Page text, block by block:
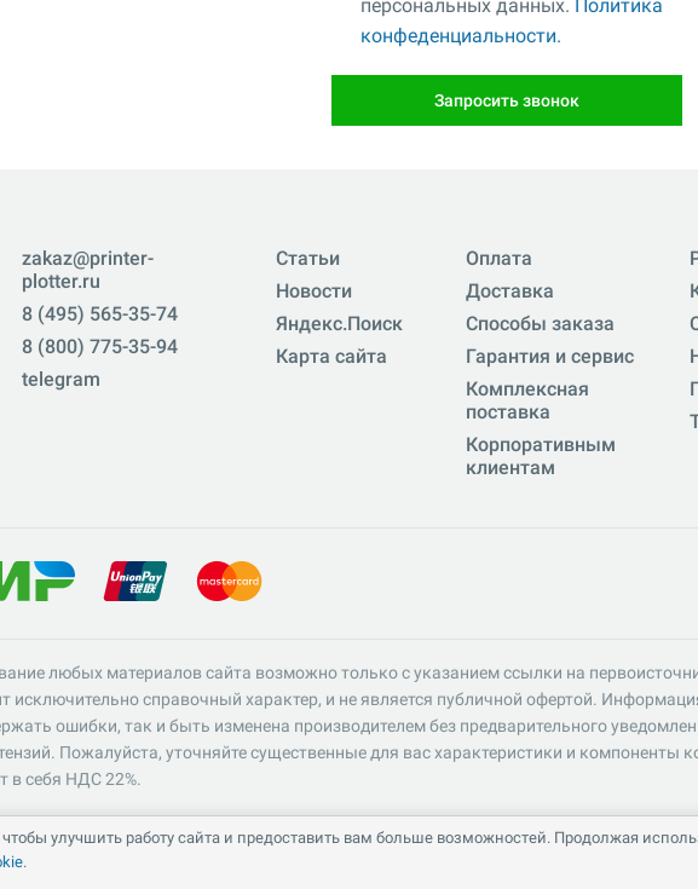
персональных данных. Политика
конфеденциальности.
Запросить звонок
zakaz@printer-
plotter.ru
8 (495) 565-35-74
8 (800) 775-35-94
telegram
Статьи
Новости
Яндекс.Поиск
Карта сайта
Оплата
Доставка
Способы заказа
Гарантия и сервис
Комплексная
поставка
Корпоративным
клиентам
любых материалов сайта возможно только с указанием ссылки на
исключительно справочный характер, и не является публичной офертой.
ошибки, так и быть изменена производителем без предварительного
Пожалуйста, уточняйте существенные для вас характеристики и компоненты
в себя НДС 22%.
улучшить работу сайта и предоставить вам больше возможностей. Продолжая
.